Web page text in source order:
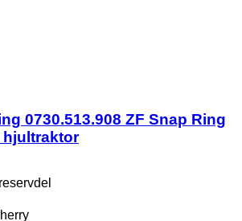
0730.513.908 ZF Snap Ring
hjultraktor